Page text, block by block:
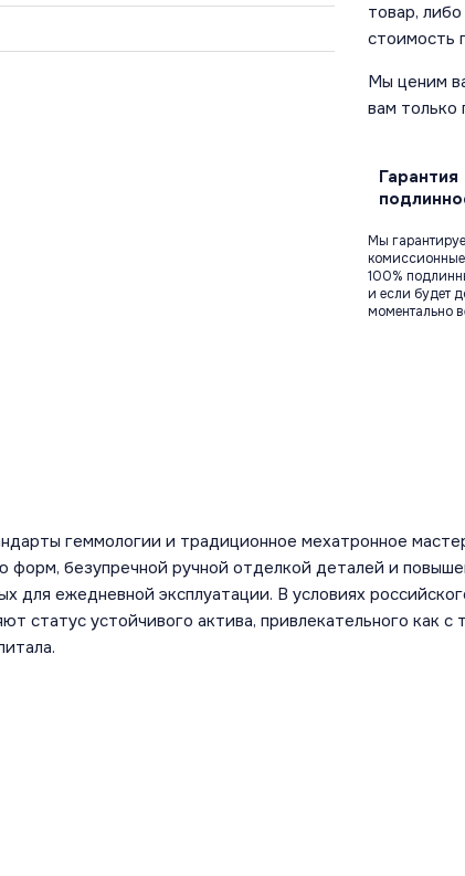
товар,
стоимость
Мы ценим
вам
Гарантия
Мы
100%
и если будет
моментально
геммологии и традиционное мехатронное
форм, безупречной ручной отделкой деталей и
для ежедневной эксплуатации. В условиях
статус устойчивого актива, привлекательного как с